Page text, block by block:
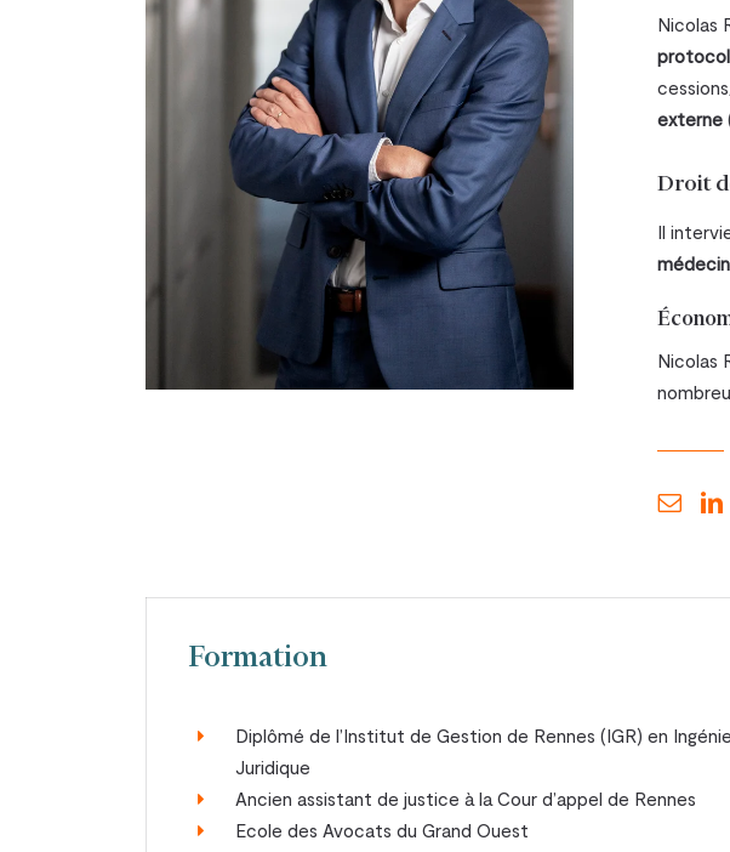
Nicolas
externe
Droit
Il
Nicolas
Formation
Diplômé de l’Institut de Gestion de Rennes (IGR) en
Juridique
Ancien assistant de justice à la Cour d’appel de Rennes
Ecole des Avocats du Grand Ouest